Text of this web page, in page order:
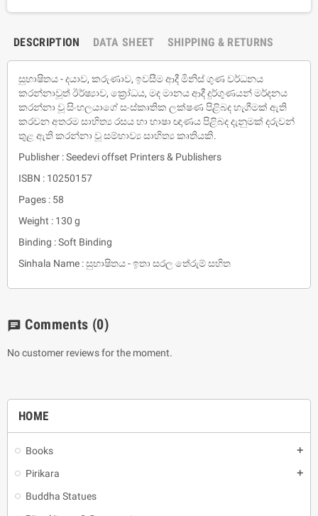
HOME
Books add
Pirikara add
Buddha Statues
DESCRIPTION DATA SHEET SHIPPING & RETURNS
සුභාෂිතය - දයාව, කරුණාව, ඉවසීම ආදී මිනිස් ගුණ වර්ධනය
කරන්නාවූත් ඊර්ෂ්‍යාව, ක්‍රෝධය, මද මානය ආදී දුර්ගුණයන් මර්දනය
කරන්නා වූ සිංහලයාගේ සංස්කෘතික ලක්ෂණ පිළිබද හැගීමක් ඇති
කරවන අතරම සාහිත්‍ය රසය හා භාෂා ඥාණය පිළිබද දැනුමක් දරුවන්
තුළ ඇති කරන්නා වූ සම්භාව්‍ය සාහිත්‍ය කෘතියකි.
Publisher : Seedevi offset Printers & Publishers
ISBN : 10250157
Pages : 58
Weight : 130 g
Binding : Soft Binding
Sinhala Name : සුභාෂිතය - ඉතා සරල තේරුම් සහිත
chat Comments (0)
No customer reviews for the moment.